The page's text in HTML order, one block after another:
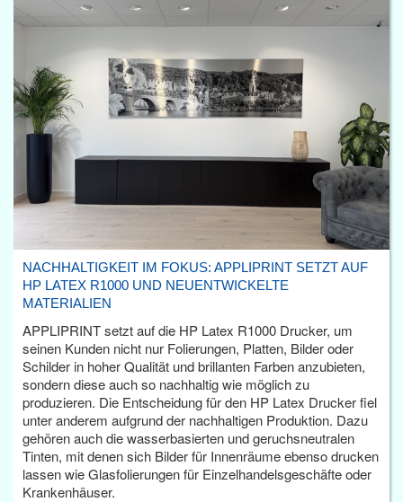
NACHHALTIGKEIT IM FOKUS: APPLIPRINT SETZT AUF
HP LATEX R1000 UND NEUENTWICKELTE
MATERIALIEN
APPLIPRINT setzt auf die HP Latex R1000 Drucker, um
seinen Kunden nicht nur Folierungen, Platten, Bilder oder
Schilder in hoher Qualität und brillanten Farben anzubieten,
sondern diese auch so nachhaltig wie möglich zu
produzieren. Die Entscheidung für den HP Latex Drucker fiel
unter anderem aufgrund der nachhaltigen Produktion. Dazu
gehören auch die wasserbasierten und geruchsneutralen
Tinten, mit denen sich Bilder für Innenräume ebenso drucken
lassen wie Glasfolierungen für Einzelhandelsgeschäfte oder
Krankenhäuser.